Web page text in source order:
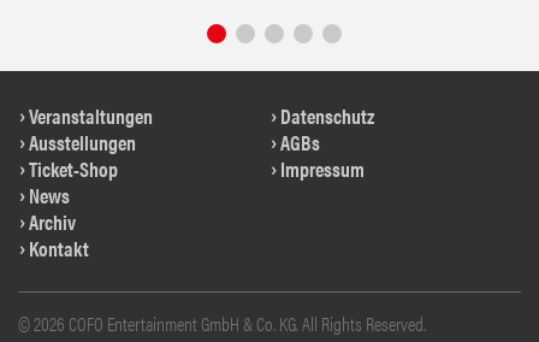
Veranstaltungen
Ausstellungen
Ticket-Shop
News
Archiv
Kontakt
Datenschutz
AGBs
Impressum
© 2026 COFO Entertainment GmbH & Co. KG. All Rights Reserved.